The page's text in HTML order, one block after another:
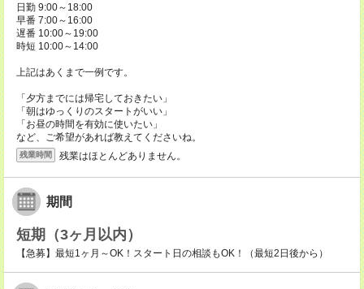
日勤 9:00～18:00
早番 7:00～16:00
遅番 10:00～19:00
時短 10:00～14:00
上記はあくまで一例です。
「夕方までには帰宅しておきたい」
「朝はゆっくりのスタートがいい」
「お昼の時間を有効に使いたい」
など、ご希望があれば教えてくださいね。
残業時間 残業はほとんどありません。
期間
短期（3ヶ月以内）
【急募】最短1ヶ月～OK！スタート日の相談もOK！（最短2日後から）